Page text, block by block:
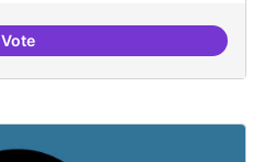
VoteResidències d'èxit